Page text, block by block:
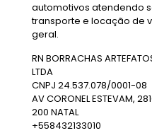
automotivos atendendo
transporte e locação de
geral.
RN BORRACHAS
LTDA
CNPJ 24.537.078/0001-08
AV CORONEL ESTEVAM,
200 NATAL
+558432133010